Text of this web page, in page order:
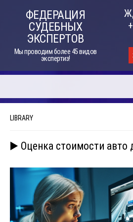
ФЕДЕРАЦИЯ
СУДЕБНЫХ
ЭКСПЕРТОВ
Мы проводим более 45 видов
экспертиз!
LIBRARY
▶️ Оценка стоимости авто